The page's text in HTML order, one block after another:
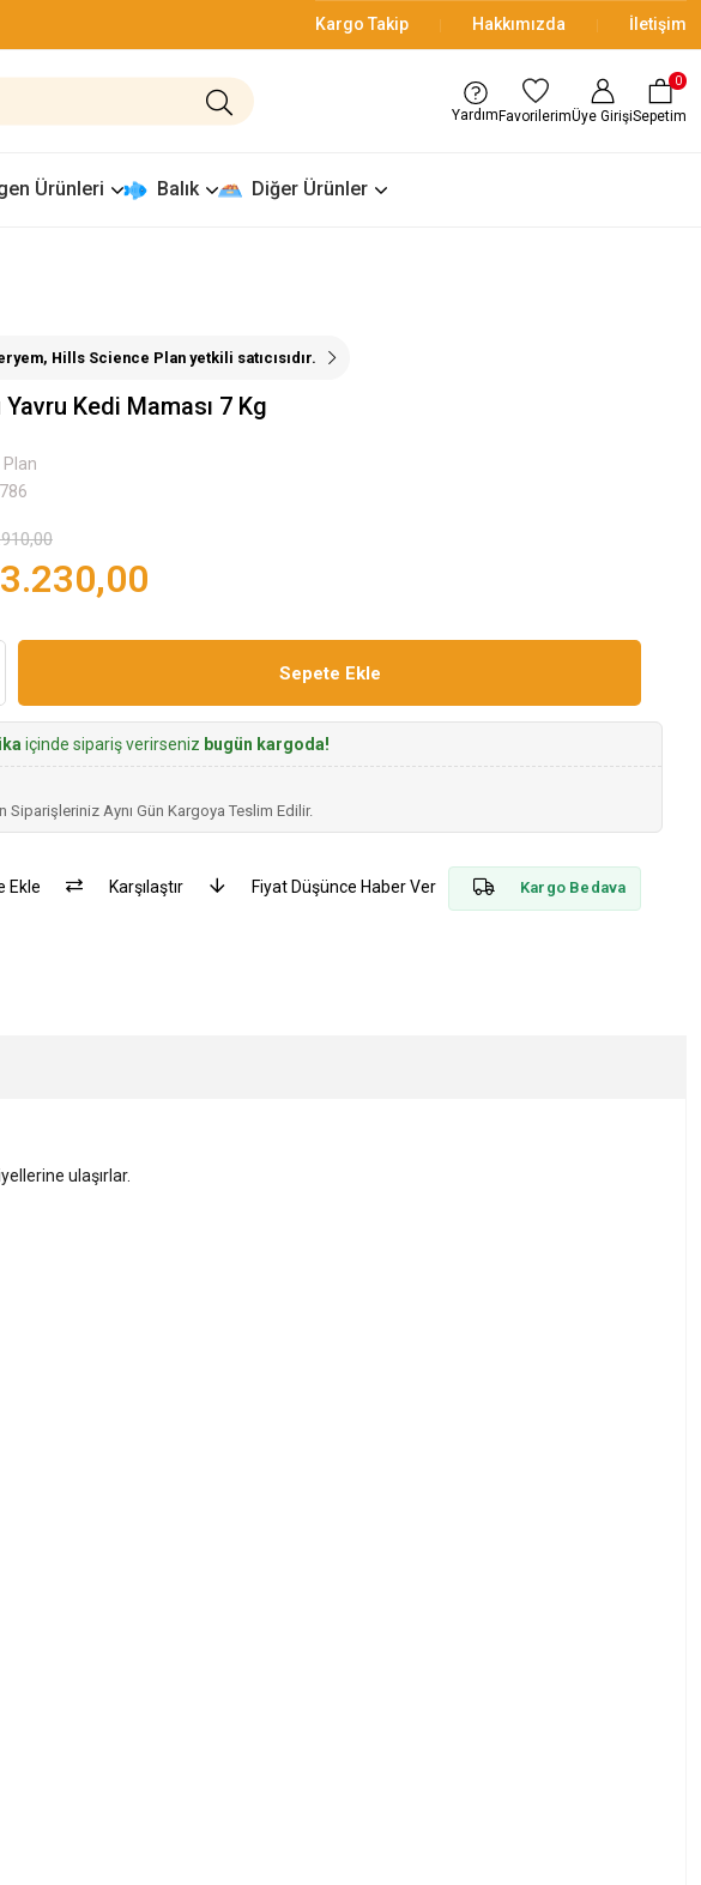
Kargo Takip Hakkımızda İletişim
Yardım FavorilerimÜye GirişiSepetim
0
Ürünleri Balık Diğer Ürünler
Hills Science Plan yetkili satıcısıdır.
Kedi Maması 7 Kg
Plan
içinde sipariş verirseniz bugün kargoda!
Siparişleriniz Aynı Gün Kargoya Teslim Edilir.
Ekle Karşılaştır Fiyat Düşünce Haber Ver Kargo Bedava
ulaşırlar.